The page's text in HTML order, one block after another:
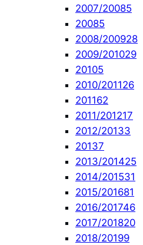
2007/20085
20085
2008/200928
2009/201029
20105
2010/201126
201162
2011/201217
2012/20133
20137
2013/201425
2014/201531
2015/201681
2016/201746
2017/201820
2018/20199